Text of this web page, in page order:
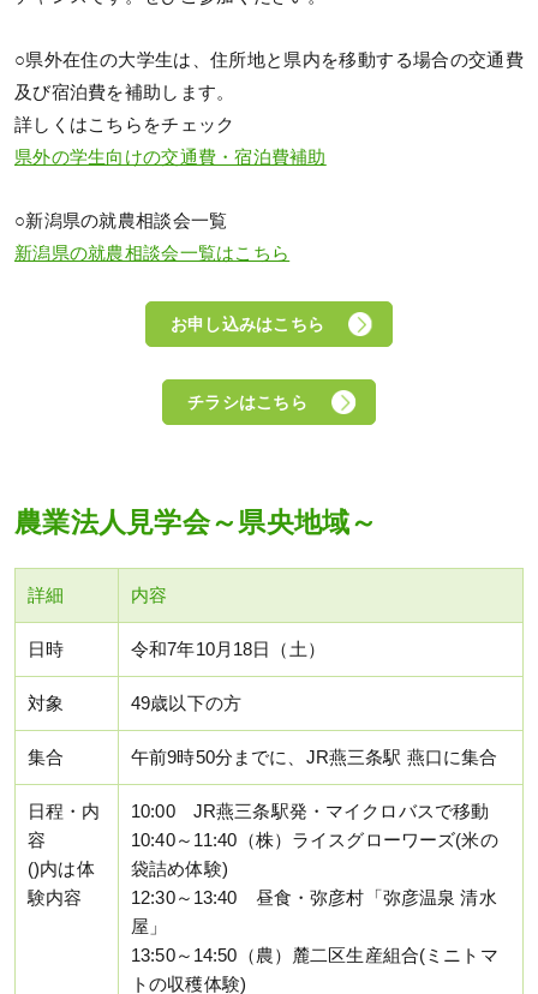
○県外在住の大学生は、住所地と県内を移動する場合の交通費
及び宿泊費を補助します。
詳しくはこちらをチェック
県外の学生向けの交通費・宿泊費補助
○新潟県の就農相談会一覧
新潟県の就農相談会一覧はこちら
お申し込みはこちら
チラシはこちら
農業法人見学会～県央地域～
詳細 内容
日時 令和7年10月18日（土）
対象 49歳以下の方
集合 午前9時50分までに、JR燕三条駅 燕口に集合
日程・内
容
()内は体
験内容
10:00 JR燕三条駅発・マイクロバスで移動
10:40～11:40（株）ライスグローワーズ(米の
袋詰め体験)
12:30～13:40 昼食・弥彦村「弥彦温泉 清水
屋」
13:50～14:50（農）麓二区生産組合(ミニトマ
トの収穫体験)